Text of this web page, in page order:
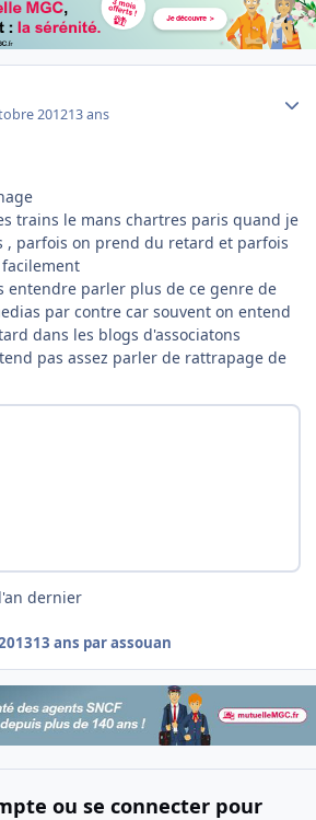
201213 ans
trains le mans chartres paris quand je
, parfois on prend du retard et parfois
entendre parler plus de ce genre de
par contre car souvent on entend
dans les blogs d'associatons
pas assez parler de rattrapage de
dernier
13 ans par assouan
ou se connecter pour